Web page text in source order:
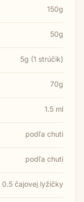
150g
50g
5g (1 strúčik)
70g
1.5 ml
podľa chuti
podľa chuti
0.5 čajovej lyžičky